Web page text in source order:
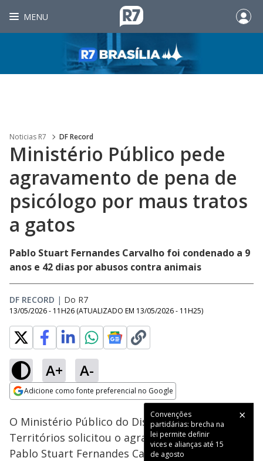
MENU
Noticias R7 DF Record
Ministério Público pede
agravamento de pena de
psicólogo por maus tratos
a gatos
Pablo Stuart Fernandes Carvalho foi condenado a 9
anos e 42 dias por abusos contra animais
DF RECORD | Do R7
13/05/2026 - 11H26 (ATUALIZADO EM 13/05/2026 - 11H25)
A+ A-
Adicione como fonte preferencial no Google
Convenções
partidárias: brecha na
lei permite definir
vices e alianças até 15
de agosto
Ativar
100.00%
O Ministério Público do Distrito Federal e
Territórios solicitou o agravamento da pena de
Pablo Stuart Fernandes Carvalho devido a maus